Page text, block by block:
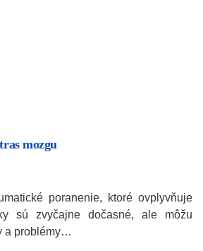
mozgu
poranenie, ktoré ovplyvňuje
sú zvyčajne dočasné, ale môžu
a problémy…